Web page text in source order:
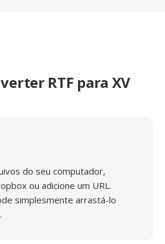
RTF para XV
do seu computador,
ou adicione um URL.
simplesmente arrastá-lo